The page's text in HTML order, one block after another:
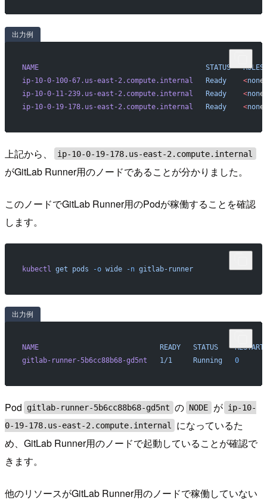
出力例
NAME
                                        STATUS
   ROLES
ip-10-0-100-67.us-east-2.compute.internal
   Ready
    <
none
ip-10-0-11-239.us-east-2.compute.internal
   Ready
    <
none
ip-10-0-19-178.us-east-2.compute.internal
   Ready
    <
none
上記から、 ip-10-0-19-178.us-east-2.compute.internal
がGitLab Runner用のノードであることが分かりました。
このノードでGitLab Runner用のPodが稼働することを確認
します。
kubectl get pods -o wide -n gitlab-runner
出力例
NAME
                             READY
   STATUS
gitlab-runner-5b6cc88b68-gd5nt
   1/1
     Running
   0
Pod gitlab-runner-5b6cc88b68-gd5nt の NODE が ip-10-
0-19-178.us-east-2.compute.internal
になっているた
め、GitLab Runner用のノードで起動していることが確認で
きます。
他のリソースがGitLab Runner用のノードで稼働していない